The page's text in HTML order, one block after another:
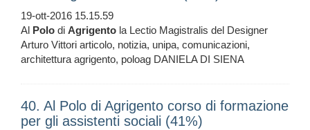
19-ott-2016 15.15.59
Al Polo di Agrigento la Lectio Magistralis del Designer
Arturo Vittori articolo, notizia, unipa, comunicazioni,
architettura agrigento, poloag DANIELA DI SIENA
40. Al Polo di Agrigento corso di formazione
per gli assistenti sociali (41%)